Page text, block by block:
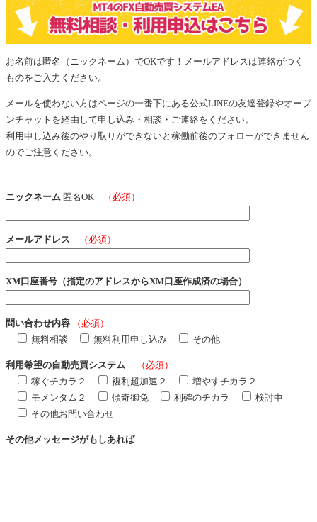
お名前は匿名（ニックネーム）でOKです！メールアドレスは連絡がつく
ものをご入力ください。
メールを使わない方はページの一番下にある公式LINEの友達登録やオープ
ンチャットを経由して申し込み・相談・ご連絡をください。
利用申し込み後のやり取りができないと稼働前後のフォローができません
のでご注意ください。
ニックネーム 匿名OK （必須）
メールアドレス （必須）
XM口座番号（指定のアドレスからXM口座作成済の場合）
問い合わせ内容
（必須）
無料相談
無料利用申し込み その他
利用希望の自動売買システム
（必須）
稼ぐチカラ２
複利超加速２
増やすチカラ２
モメンタム２
傾奇御免 利確のチカラ
検討中
その他お問い合わせ
その他メッセージがもしあれば